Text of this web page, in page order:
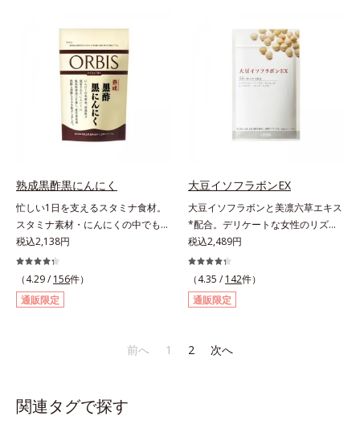
「オルニチン」を配合しました。し
じみ約200個分*相当のオルニチン
が、アルギニン、シトルリンととも
に働いて、内側からの立ち直りをし
っかりサポートします。お酒や脂っ
こい食事をした翌日の体調を整えた
い方におすすめのサプリメントで
す。＊オルビス調べ
作用。眠くなることもないので、仕
事はもちろん車を運転するときにも
大丈夫。いつでも気軽に摂れます。
気になる不快感に直接アプローチし
開けるのがコワイ」「ティッシュと
マスクが手放せない」「買い物に行
スメです。
熟成黒酢黒にんにく
忙しい1日を支えるスタミナ食材。
スタミナ素材・にんにくの中でも良
質で知られる青森県産の「福地ホワ
イト六片」を発酵・熟成させること
で、生にんにく時よりポリフェノー
ルやアミノ酸量をぐんとパワーアッ
プさせました。さらに、へとへと対
豊富）と黒酢の副産物“もろみ”（ビ
タミン類を贅沢に含む）の2つを配
じ込め、ローズマリー抽出物を配合
税込2,138円
（4.29 / 156件）
通販限定
大豆イソフラボンEX
大豆イソフラボンと美凛六草エキス
*配合。デリケートな女性のリズム
とバランスをサポート！。女性のカ
ラダは自分で思うよりもずっとデリ
ケート。不安定になりがちな女性の
身体の働きを助け、健康バランスを
サポートするサプリメントです。1
芽から抽出したイソフラボン
40mg（アグリコン換算25mg）と
税込2,489円
（4.35 / 142件）
通販限定
前へ 1 2 次へ
関連タグで探す